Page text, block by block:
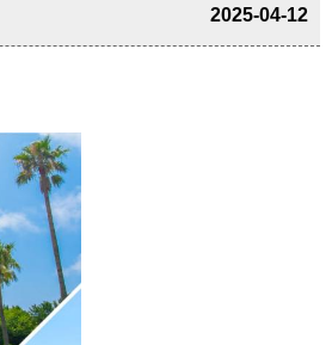
2025-04-12